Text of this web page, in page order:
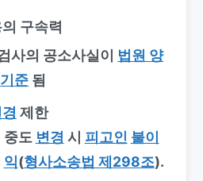
구속력
사의 공소사실이 법원 양
기준 됨
제한
중도 변경 시 피고인 불이
익(형사소송법 제298조).